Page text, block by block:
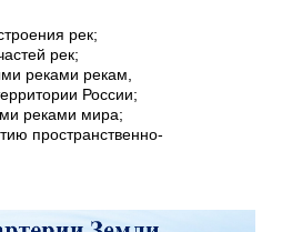
рек;
рек;
реками рекам,
России;
реками мира;
пространственно-